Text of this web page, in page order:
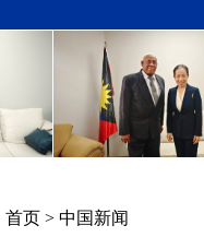
首页 > 中国新闻